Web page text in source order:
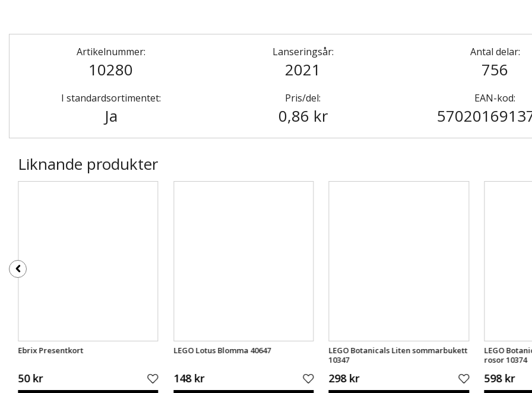
Artikelnummer:
10280
Lanseringsår:
2021
Antal delar:
756
I standardsortimentet:
Ja
Pris/del:
0,86 kr
EAN-kod:
Liknande produkter
Ebrix Presentkort
50 kr
LEGO Lotus Blomma 40647
148 kr
LEGO Botanicals Liten sommarbukett
10347
298 kr
LEGO
rosor 10374
598 kr